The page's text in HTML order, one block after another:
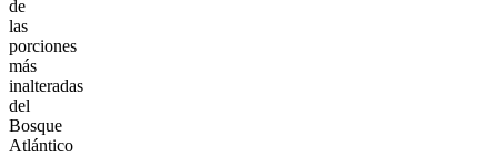
de
las
porciones
más
inalteradas
del
Bosque
Atlántico